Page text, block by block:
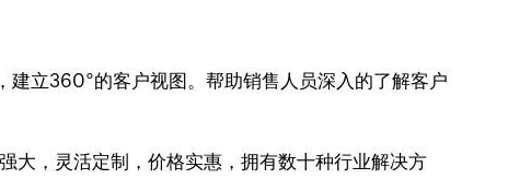
建立360°的客户视图。帮助销售人员深入的了解客户
大，灵活定制，价格实惠，拥有数十种行业解决方